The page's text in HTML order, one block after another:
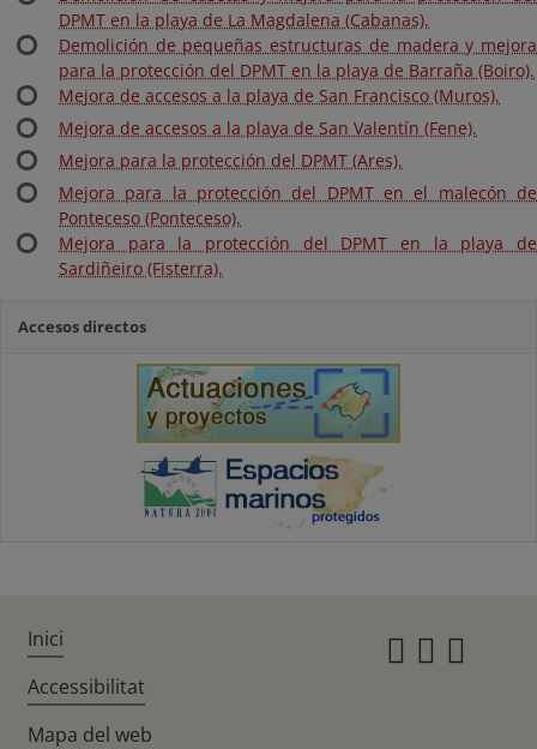
DPMT en la playa de La Magdalena (Cabanas).
Demolición de pequeñas estructuras de madera y mejora
para la protección del DPMT en la playa de Barraña (Boiro).
Mejora de accesos a la playa de San Francisco (Muros).
Mejora de accesos a la playa de San Valentín (Fene).
Mejora para la protección del DPMT (Ares).
Mejora para la protección del DPMT en el malecón de
Ponteceso (Ponteceso).
Mejora para la protección del DPMT en la playa de
Sardiñeiro (Fisterra).
Accesos directos
Inici
Accessibilitat
Mapa del web